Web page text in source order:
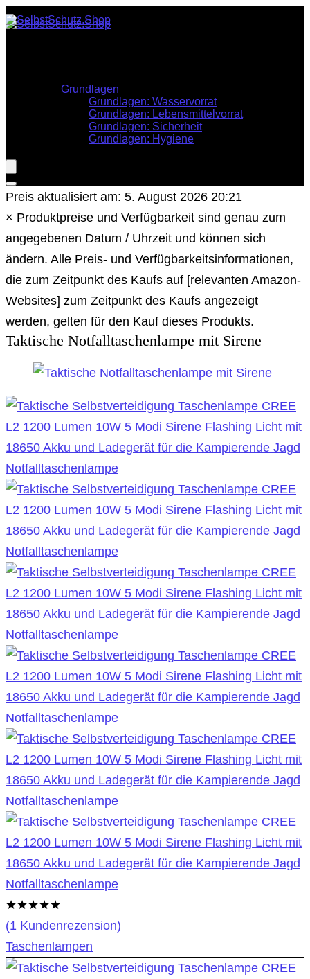
Grundlagen
Grundlagen: Wasservorrat
Grundlagen: Lebensmittelvorrat
Grundlagen: Sicherheit
Grundlagen: Hygiene
Preis aktualisiert am: 5. August 2026 20:21
× Produktpreise und Verfügbarkeit sind genau zum
angegebenen Datum / Uhrzeit und können sich
ändern. Alle Preis- und Verfügbarkeitsinformationen,
die zum Zeitpunkt des Kaufs auf [relevanten Amazon-
Websites] zum Zeitpunkt des Kaufs angezeigt
werden, gelten für den Kauf dieses Produkts.
Taktische Notfalltaschenlampe mit Sirene
★★★★★
(1 Kundenrezension)
Taschenlampen